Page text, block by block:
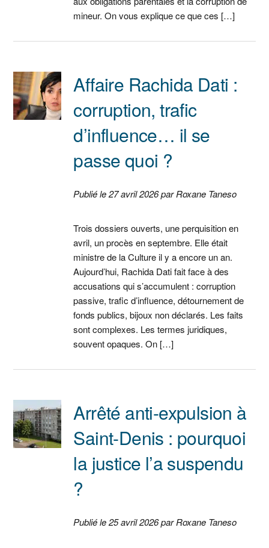
mineur. On vous explique ce que ces […]
Affaire Rachida Dati :
corruption, trafic
d’influence… il se
passe quoi ?
Publié le 27 avril 2026 par Roxane Taneso
Trois dossiers ouverts, une perquisition en
avril, un procès en septembre. Elle était
ministre de la Culture il y a encore un an.
Aujourd’hui, Rachida Dati fait face à des
accusations qui s’accumulent : corruption
passive, trafic d’influence, détournement de
fonds publics, bijoux non déclarés. Les faits
sont complexes. Les termes juridiques,
souvent opaques. On […]
Arrêté anti-expulsion à
Saint-Denis : pourquoi
la justice l’a suspendu
?
Publié le 25 avril 2026 par Roxane Taneso